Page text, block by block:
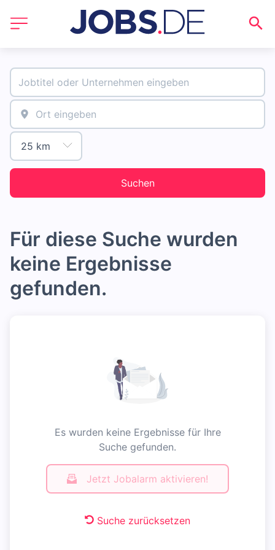
Suchen
Für diese Suche wurden
keine Ergebnisse
gefunden.
Es wurden keine Ergebnisse für Ihre
Suche gefunden.
Jetzt Jobalarm aktivieren!
Suche zurücksetzen